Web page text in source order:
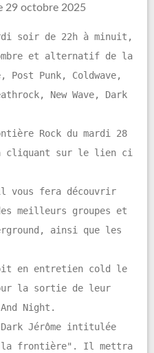
29 octobre 2025
soir de 22h à minuit,
et alternatif de la
Post Punk, Coldwave,
New Wave, Dark
Rock du mardi 28
cliquant sur le lien ci
il vous fera découvrir
meilleurs groupes et
ainsi que les
en entretien cold le
la sortie de leur
Night.
Jérôme intitulée
la frontière". Il mettra